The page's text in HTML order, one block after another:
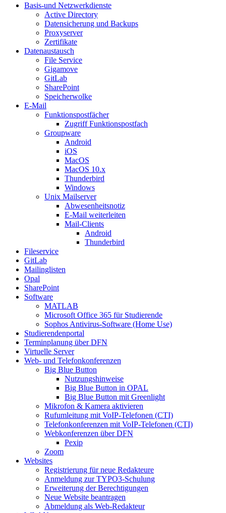
Basis-und Netzwerkdienste
Active Directory
Datensicherung und Backups
Proxyserver
Zertifikate
Datenaustausch
File Service
Gigamove
GitLab
SharePoint
Speicherwolke
E-Mail
Funktionspostfächer
Zugriff Funktionspostfach
Groupware
Android
iOS
MacOS
MacOS 10.x
Thunderbird
Windows
Unix Mailserver
Abwesenheitsnotiz
E-Mail weiterleiten
Mail-Clients
Android
Thunderbird
Fileservice
GitLab
Mailinglisten
Opal
SharePoint
Software
MATLAB
Microsoft Office 365 für Studierende
Sophos Antivirus-Software (Home Use)
Studierendenportal
Terminplanung über DFN
Virtuelle Server
Web- und Telefonkonferenzen
Big Blue Button
Nutzungshinweise
Big Blue Button in OPAL
Big Blue Button mit Greenlight
Mikrofon & Kamera aktivieren
Rufumleitung mit VoIP-Telefonen (CTI)
Telefonkonferenzen mit VoIP-Telefonen (CTI)
Webkonferenzen über DFN
Pexip
Zoom
Websites
Registrierung für neue Redakteure
Anmeldung zur TYPO3-Schulung
Erweiterung der Berechtigungen
Neue Website beantragen
Abmeldung als Web-Redakteur